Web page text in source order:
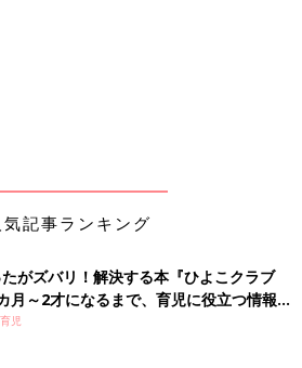
記事ランキング
がズバリ！解決する本『ひよこクラブ
～2才になるまで、育児に役立つ情報が
児